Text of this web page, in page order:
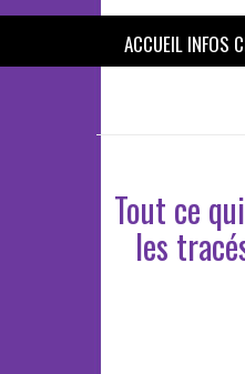
ACCUEIL INFOS
Tout ce
les